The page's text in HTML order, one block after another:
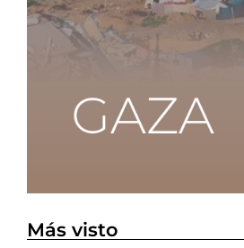
Más visto